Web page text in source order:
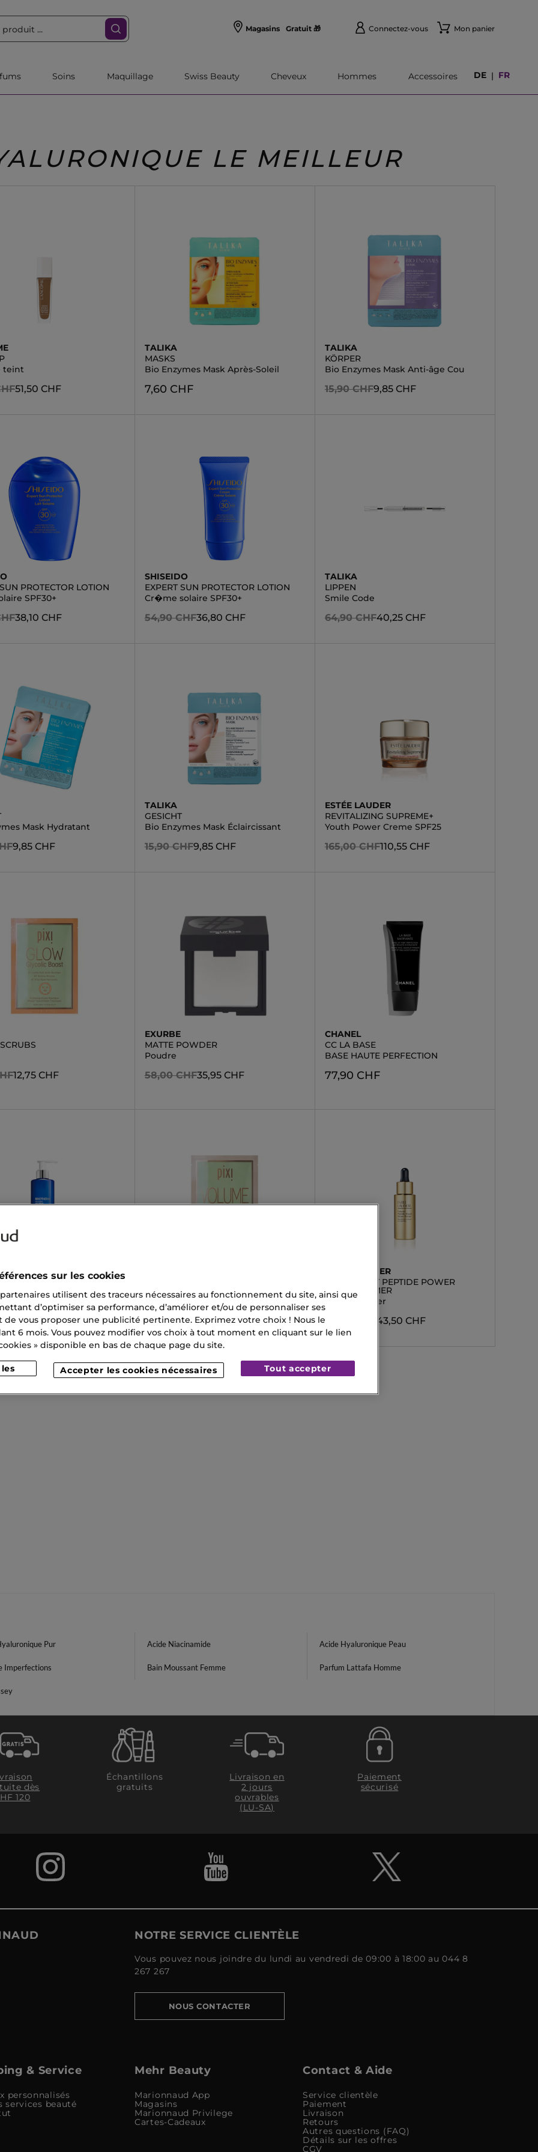
Magasins Gratuit 🎁 Connectez-vous Mon panier
DE | FR
Soins Maquillage Swiss Beauty Cheveux Hommes Accessoires
LE MEILLEUR
teint
51,50 CHF
TALIKA
MASKS
Bio Enzymes Mask Après-Soleil
7,60 CHF
TALIKA
KÖRPER
Bio Enzymes Mask Anti-âge Cou
15,90 CHF9,85 CHF
PROTECTOR LOTION
SPF30+
38,10 CHF
SHISEIDO
EXPERT SUN PROTECTOR LOTION
Cr�me solaire SPF30+
54,90 CHF36,80 CHF
TALIKA
LIPPEN
Smile Code
64,90 CHF40,25 CHF
Mask Hydratant
9,85 CHF
TALIKA
GESICHT
Bio Enzymes Mask Éclaircissant
15,90 CHF9,85 CHF
ESTÉE LAUDER
REVITALIZING SUPREME+
Youth Power Creme SPF25
165,00 CHF110,55 CHF
12,75 CHF
EXURBE
MATTE POWDER
Poudre
58,00 CHF35,95 CHF
CHANEL
CC LA BASE
BASE HAUTE PERFECTION
77,90 CHF
BODY SERUM
51,50 CHF
Masque
19,00 CHF12,75 CHF
ESTÉE LAUDER
EL FUTURIST PEPTIDE POWER
SERUM PRIMER
Serum Primer
64,90 CHF 43,50 CHF
Pur Acide Niacinamide Acide Hyaluronique Peau
Imperfections Bain Moussant Femme Parfum Lattafa Homme
dès
120
Échantillons
gratuits
Livraison en
2 jours
ouvrables
(LU-SA)
Paiement
sécurisé
NOTRE SERVICE CLIENTÈLE
Vous pouvez nous joindre du lundi au vendredi de 09:00 à 18:00 au 044 8
267 267
NOUS CONTACTER
& Service
personnalisés
services beauté
Mehr Beauty
Marionnaud App
Magasins
Marionnaud Privilege
Cartes-Cadeaux
Contact & Aide
Service clientèle
Paiement
Livraison
Retours
Autres questions (FAQ)
Détails sur les offres
CGV
sur les cookies
utilisent des traceurs nécessaires au fonctionnement du site, ainsi que
d’optimiser sa performance, d’améliorer et/ou de personnaliser ses
vous proposer une publicité pertinente. Exprimez votre choix ! Nous le
6 mois. Vous pouvez modifier vos choix à tout moment en cliquant sur le lien
» disponible en bas de chaque page du site.
Accepter les cookies nécessaires Tout accepter